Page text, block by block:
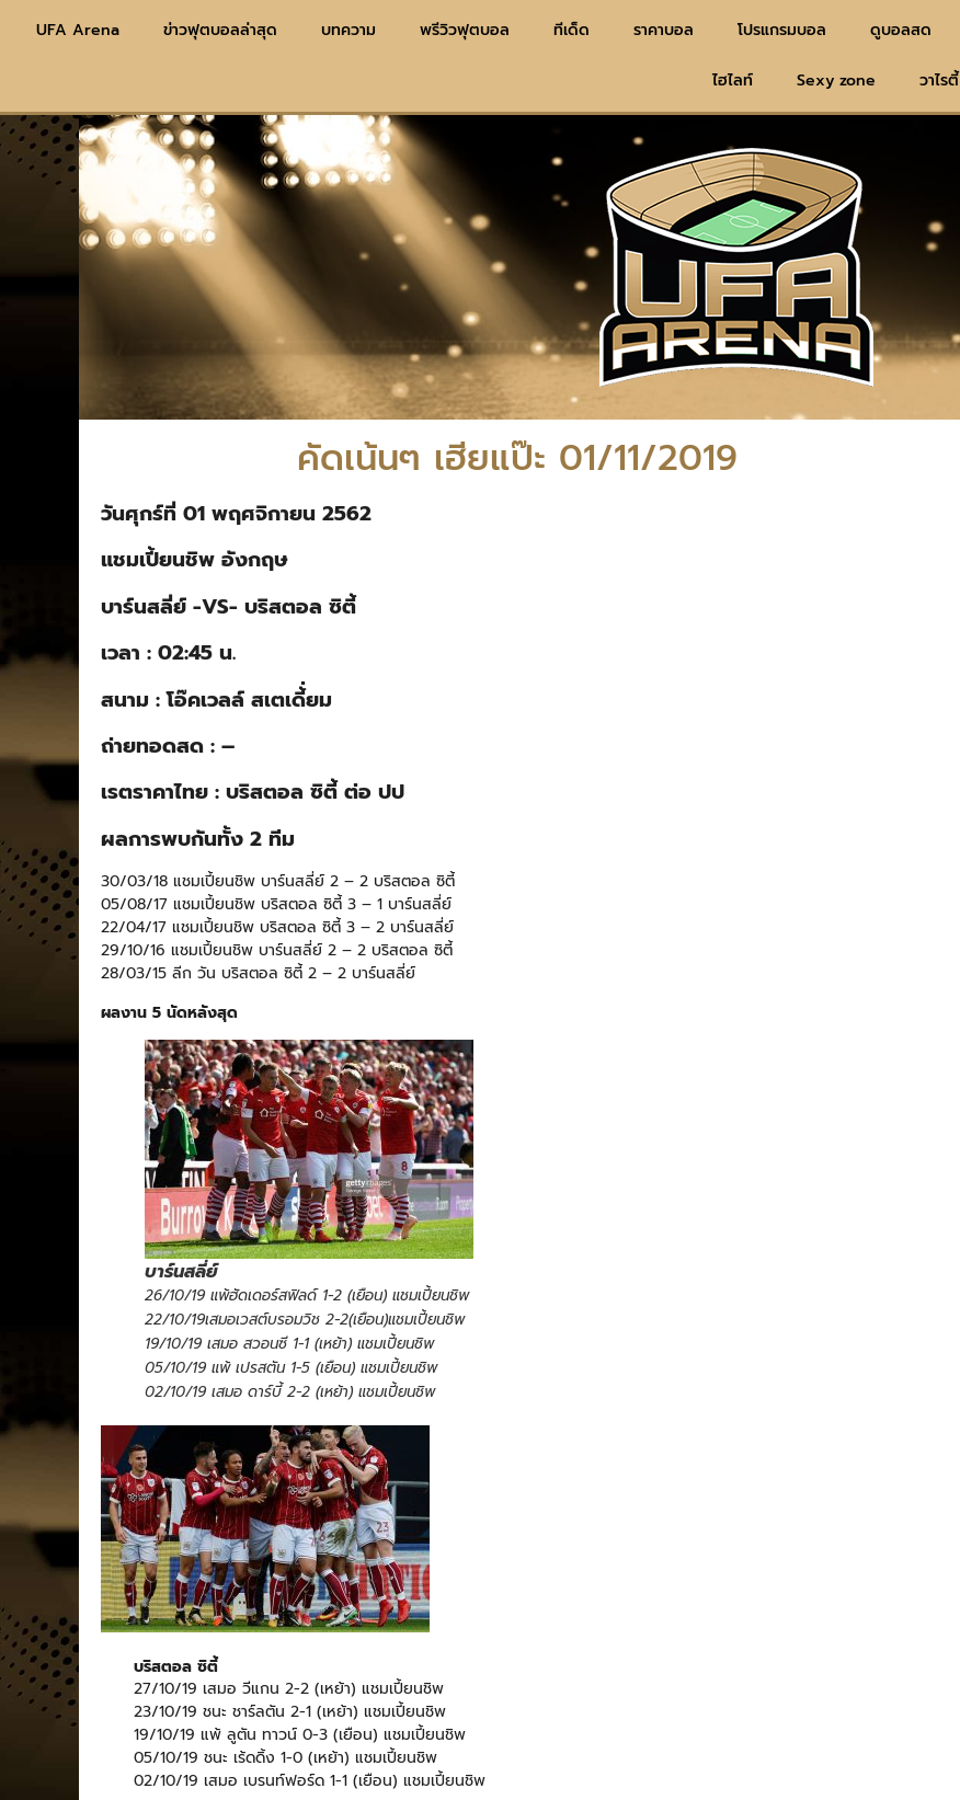
UFA Arena ข่าวฟุตบอลล่าสุด บทความ พรีวิวฟุตบอล ทีเด็ด ราคาบอล โปรแกรมบอล ดูบอลสด
ไฮไลท์ Sexy zone วาไรตี้
คัดเน้นๆ เฮียแป๊ะ 01/11/2019
วันศุกร์ที่ 01 พฤศจิกายน 2562
แชมเปี้ยนชิพ อังกฤษ
บาร์นสลี่ย์ -VS- บริสตอล ซิตี้
เวลา : 02:45 น.
สนาม : โอ๊คเวลล์ สเตเดี้่ยม
ถ่ายทอดสด : –
เรตราคาไทย : บริสตอล ซิตี้ ต่อ ปป
ผลการพบกันทั้ง 2 ทีม
30/03/18 แชมเปี้ยนชิพ บาร์นสลี่ย์ 2 – 2 บริสตอล ซิตี้
05/08/17 แชมเปี้ยนชิพ บริสตอล ซิตี้ 3 – 1 บาร์นสลี่ย์
22/04/17 แชมเปี้ยนชิพ บริสตอล ซิตี้ 3 – 2 บาร์นสลี่ย์
29/10/16 แชมเปี้ยนชิพ บาร์นสลี่ย์ 2 – 2 บริสตอล ซิตี้
28/03/15 ลีก วัน บริสตอล ซิตี้ 2 – 2 บาร์นสลี่ย์
ผลงาน 5 นัดหลังสุด
บาร์นสลี่ย์
26/10/19 แพ้ฮัดเดอร์สฟิลด์ 1-2 (เยือน) แชมเปี้ยนชิพ
22/10/19เสมอเวสต์บรอมวิช 2-2(เยือน)แชมเปี้ยนชิพ
19/10/19 เสมอ สวอนซี 1-1 (เหย้า) แชมเปี้ยนชิพ
05/10/19 แพ้ เปรสตัน 1-5 (เยือน) แชมเปี้ยนชิพ
02/10/19 เสมอ ดาร์บี้ 2-2 (เหย้า) แชมเปี้ยนชิพ
บริสตอล ซิตี้
27/10/19 เสมอ วีแกน 2-2 (เหย้า) แชมเปี้ยนชิพ
23/10/19 ชนะ ชาร์ลตัน 2-1 (เหย้า) แชมเปี้ยนชิพ
19/10/19 แพ้ ลูตัน ทาวน์ 0-3 (เยือน) แชมเปี้ยนชิพ
05/10/19 ชนะ เร้ดดิ้ง 1-0 (เหย้า) แชมเปี้ยนชิพ
02/10/19 เสมอ เบรนท์ฟอร์ด 1-1 (เยือน) แชมเปี้ยนชิพ